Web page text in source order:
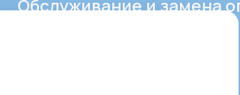
Обслуживание и замена